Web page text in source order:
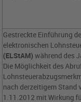
Gestreckte Einführung
elektronischen
(ELStAM) während des
Die Möglichkeit des
nach derzeitigem Stand
1.11.2012 mit Wirkung